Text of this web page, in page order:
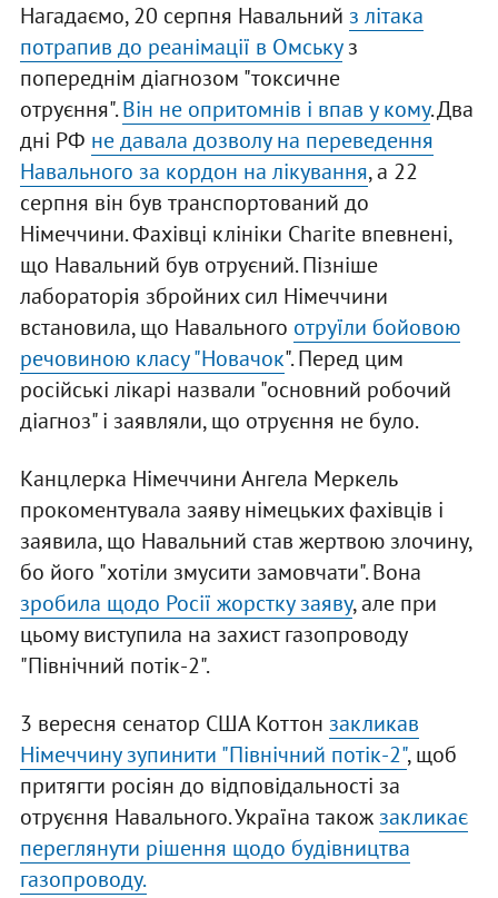
Нагадаємо, 20 серпня Навальний з літака
потрапив до реанімації в Омськуз
попереднім діагнозом "токсичне
отруєння".Він не опритомнів і впав у кому. Два
дні РФ не давала дозволу на переведення
Навального за кордон на лікування, а 22
серпня він був транспортований до
Німеччини. Фахівці клініки Charite впевнені,
що Навальний був отруєний. Пізніше
лабораторія збройних сил Німеччини
встановила, що Навального отруїли бойовою
речовиною класу "Новачок". Перед цим
російські лікарі назвали "основний робочий
діагноз" і заявляли, що отруєння не було.
Канцлерка Німеччини Ангела Меркель
прокоментувала заяву німецьких фахівців і
заявила, що Навальний став жертвою злочину,
бо його "хотіли змусити замовчати". Вона
зробила щодо Росії жорстку заяву, але при
цьому виступила на захист газопроводу
"Північний потік-2".
3 вересня сенатор США Коттон закликав
Німеччину зупинити "Північний потік-2", щоб
притягти росіян до відповідальності за
отруєння Навального. Україна також закликає
переглянути рішення щодо будівництва
газопроводу.